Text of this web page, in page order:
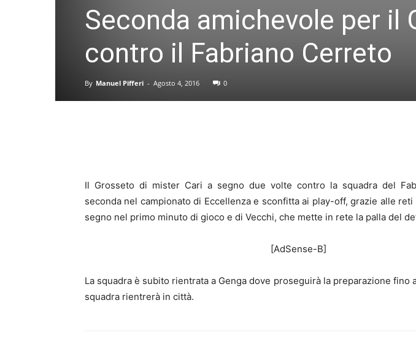
Seconda amichevole per il
contro il Fabriano Cerreto
By Manuel Pifferi - Agosto 4, 2016 0
Il Grosseto di mister Cari a segno due volte contro la squadra del
seconda nel campionato di Eccellenza e sconfitta ai play-off, grazie alle
segno nel primo minuto di gioco e di Vecchi, che mette in rete la palla del
[AdSense-B]
La squadra è subito rientrata a Genga dove proseguirà la preparazione fino
squadra rientrerà in città.